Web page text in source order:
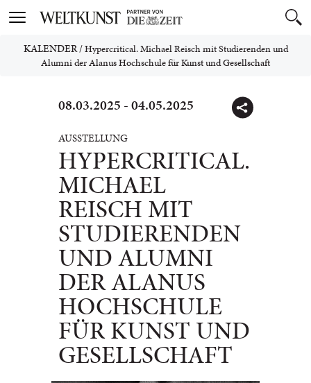
Toggle
KALENDER/Hypercritical. Michael Reisch mit Studierenden und
Alumni der Alanus Hochschule für Kunst und Gesellschaft
08.03.2025 - 04.05.2025
AUSSTELLUNG
HYPERCRITICAL.
MICHAEL
REISCH MIT
STUDIERENDEN
UND ALUMNI
DER ALANUS
HOCHSCHULE
FÜR KUNST UND
GESELLSCHAFT